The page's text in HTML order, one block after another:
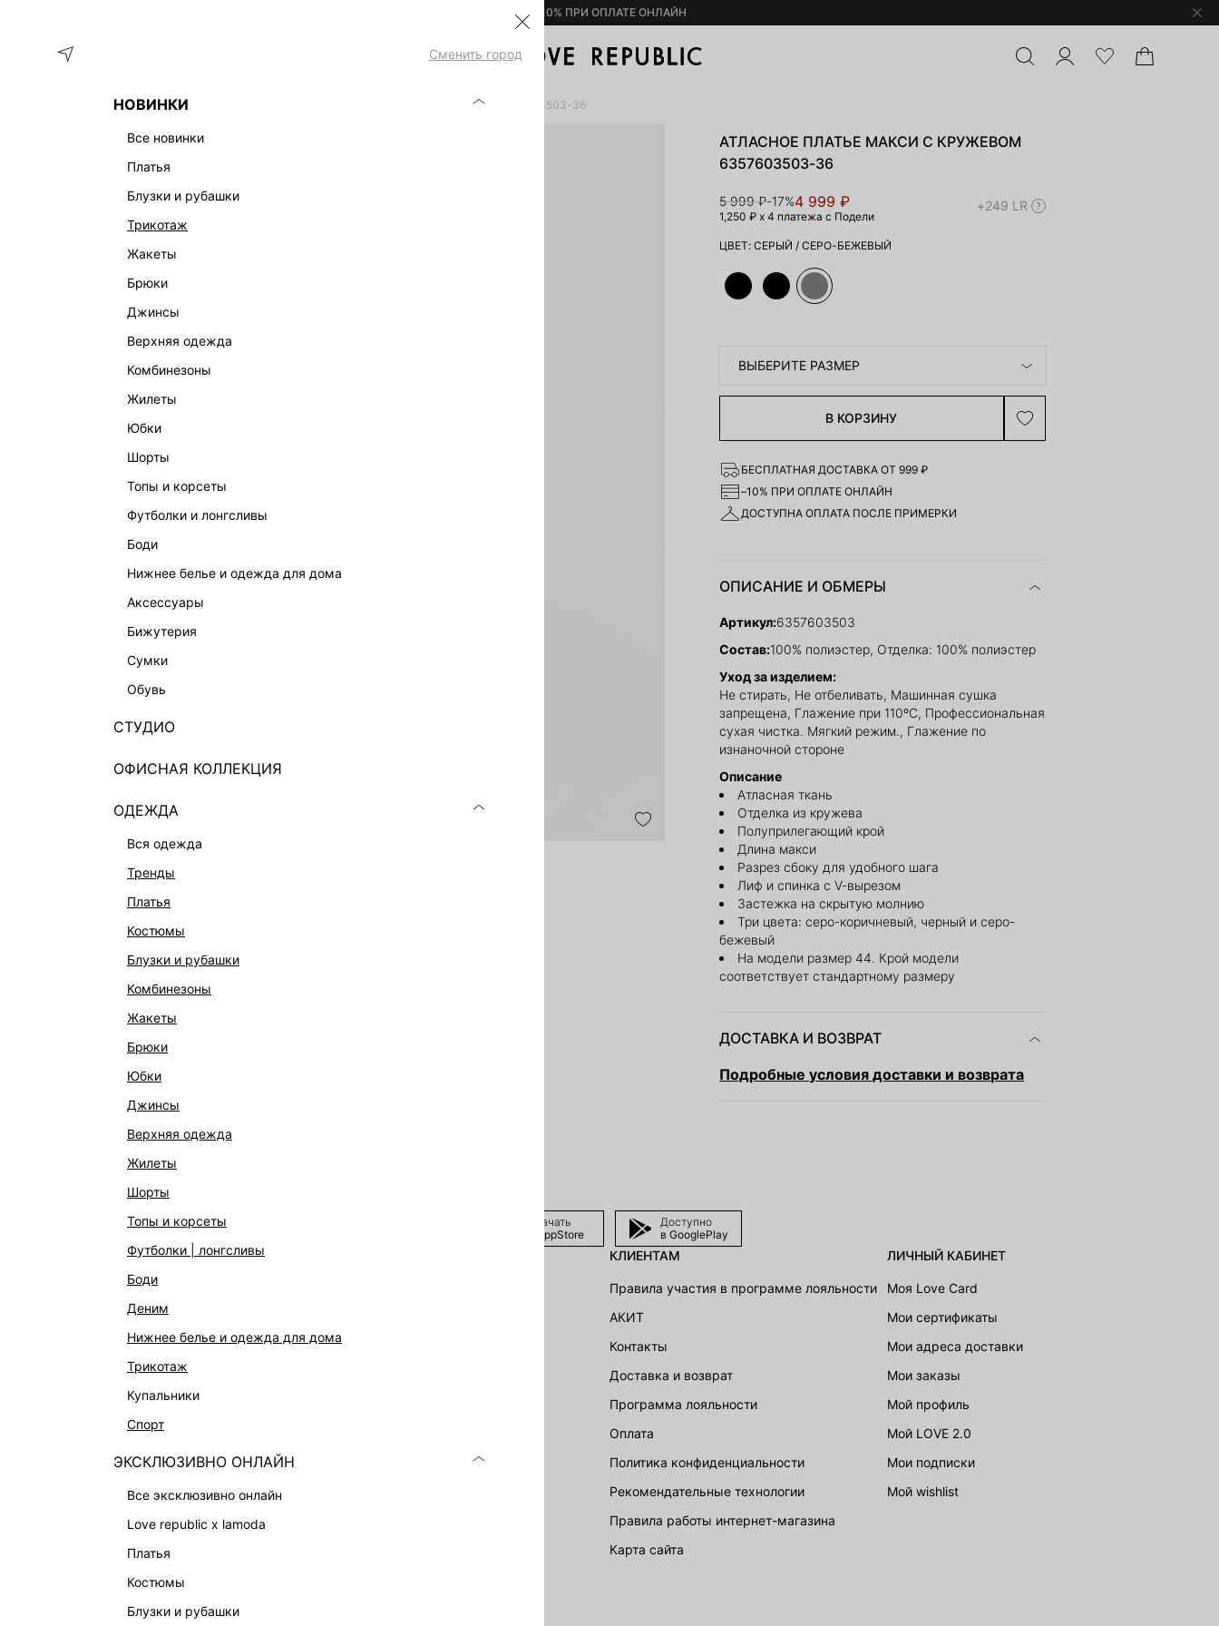
– 10% ПРИ ОПЛАТЕ ОНЛАЙН
Сменить город
НОВИНКИ
все новинки
платья
блузки и рубашки
трикотаж
жакеты
брюки
джинсы
верхняя одежда
комбинезоны
жилеты
юбки
шорты
топы и корсеты
футболки и лонгсливы
боди
нижнее белье и одежда для дома
аксессуары
бижутерия
сумки
обувь
СТУДИО
ОФИСНАЯ КОЛЛЕКЦИЯ
ОДЕЖДА
вся одежда
тренды
платья
костюмы
блузки и рубашки
комбинезоны
жакеты
брюки
юбки
джинсы
верхняя одежда
жилеты
шорты
топы и корсеты
футболки | лонгсливы
боди
деним
нижнее белье и одежда для дома
трикотаж
купальники
спорт
ЭКСКЛЮЗИВНО ОНЛАЙН
все эксклюзивно онлайн
love republic x lamoda
платья
костюмы
блузки и рубашки
ОДЕЖДА АТЛАСНОЕ ПЛАТЬЕ МАКСИ С КРУЖЕВОМ 6357603503-36
АТЛАСНОЕ ПЛАТЬЕ МАКСИ С КРУЖЕВОМ
6357603503-36
5 999 ₽-17%4 999 ₽
1,250 ₽ x 4 платежа с Подели
+249 LR
ЦВЕТ:СЕРЫЙ /СЕРО-БЕЖЕВЫЙ
ВЫБЕРИТЕ РАЗМЕР
В КОРЗИНУ
БЕСПЛАТНАЯ ДОСТАВКА ОТ 999 ₽
–10% ПРИ ОПЛАТЕ ОНЛАЙН
ДОСТУПНА ОПЛАТА ПОСЛЕ ПРИМЕРКИ
ОПИСАНИЕ И ОБМЕРЫ
Артикул:6357603503
Состав:100% полиэстер, Отделка: 100% полиэстер
Уход за изделием:
Не стирать, Не отбеливать, Машинная сушка
запрещена, Глажение при 110ºС, Профессиональная
сухая чистка. Мягкий режим., Глажение по
изнаночной стороне
Описание
Атласная ткань
Отделка из кружева
Полуприлегающий крой
Длина макси
Разрез сбоку для удобного шага
Лиф и спинка с V-вырезом
Застежка на скрытую молнию
Три цвета: серо-коричневый, черный и серо-
бежевый
На модели размер 44. Крой модели
соответствует стандартному размеру
ДОСТАВКА И ВОЗВРАТ
Подробные условия доставки и возврата
Скачать
в AppStore
Доступно
в GooglePlay
ОФИСНАЯ КОЛЛЕКЦИЯ
ЭКСКЛЮЗИВНО ОНЛАЙН
АКСЕССУАРЫ И УКРАШЕНИЯ
ФИНАЛЬНАЯ РАСПРОДАЖА
ПОДАРОЧНЫЕ СЕРТИФИКАТЫ
БАЛЬЗАМЫ-ТИНТЫ
Новости и акции
КЛИЕНТАМ
Правила участия в программе лояльности
АКИТ
Контакты
Доставка и возврат
Программа лояльности
Оплата
Политика конфиденциальности
Рекомендательные технологии
Правила работы интернет-магазина
карта сайта
ЛИЧНЫЙ КАБИНЕТ
Моя Love Card
Мои сертификаты
Мои адреса доставки
Мои заказы
Мой профиль
Мой LOVE 2.0
Мои подписки
Мой wishlist